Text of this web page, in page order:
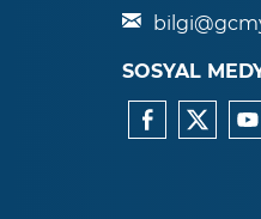
SOSYAL